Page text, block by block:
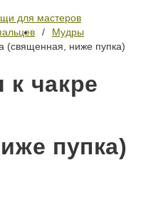
для мастеров
Мудры
(священная, ниже пупка)
чакре
пупка)